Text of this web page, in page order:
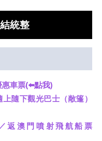
統整
惠車票(⬅️點我)
隨下觀光巴士（敞篷）
返澳門噴射飛航船票